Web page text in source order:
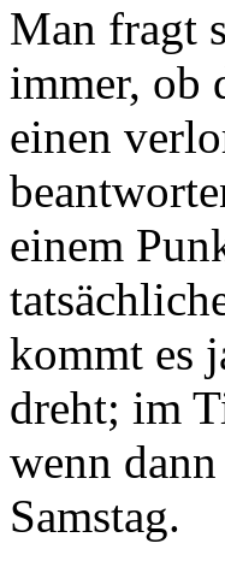
Man fragt
immer, ob
einen
einem
kommt es
dreht; im
wenn
Samstag.